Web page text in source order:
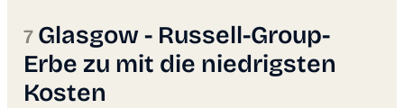
Glasgow - Russell-Group-
Erbe zu mit die niedrigsten
Kosten